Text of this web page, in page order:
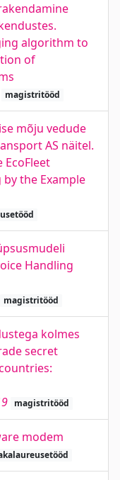
algorithm to
of
magistritööd
mõju vedude
AS näitel.
the Example
Handling
magistritööd
kolmes
secret
magistritööd
modem